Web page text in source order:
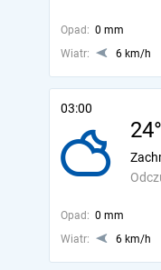
Opad: 0 mm
Wiatr:
6 km/h
03:00
Opad: 0 mm
Wiatr:
6 km/h